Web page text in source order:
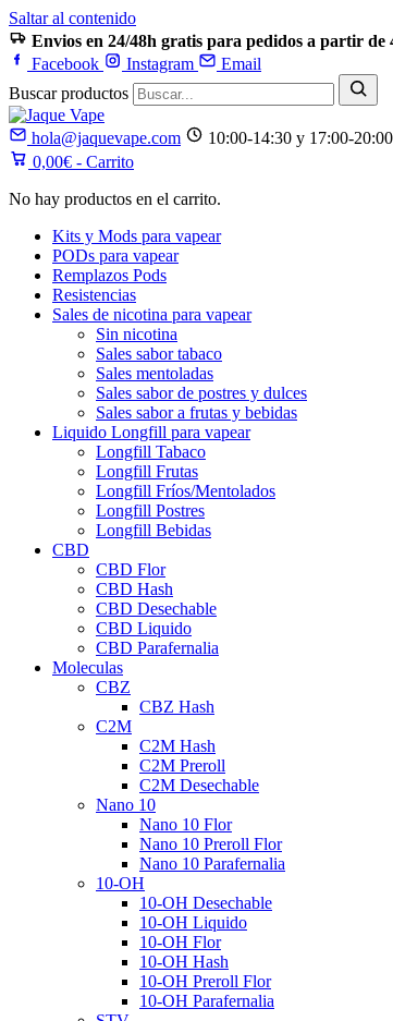
Saltar al contenido
Envios en 24/48h gratis para pedidos a partir de
Facebook
Instagram
Email
Buscar productos
hola@jaquevape.com 10:00-14:30 y 17:00-20:00
0,00€ - Carrito
No hay productos en el carrito.
Kits y Mods para vapear
PODs para vapear
Remplazos Pods
Resistencias
Sales de nicotina para vapear
Sin nicotina
Sales sabor tabaco
Sales mentoladas
Sales sabor de postres y dulces
Sales sabor a frutas y bebidas
Liquido Longfill para vapear
Longfill Tabaco
Longfill Frutas
Longfill Fríos/Mentolados
Longfill Postres
Longfill Bebidas
CBD
CBD Flor
CBD Hash
CBD Desechable
CBD Liquido
CBD Parafernalia
Moleculas
CBZ
CBZ Hash
C2M
C2M Hash
C2M Preroll
C2M Desechable
Nano 10
Nano 10 Flor
Nano 10 Preroll Flor
Nano 10 Parafernalia
10-OH
10-OH Desechable
10-OH Liquido
10-OH Flor
10-OH Hash
10-OH Preroll Flor
10-OH Parafernalia